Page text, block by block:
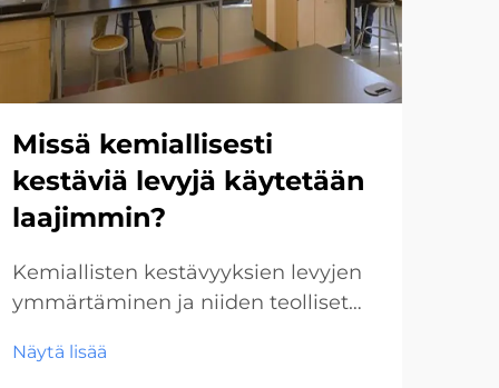
Missä kemiallisesti
kestäviä levyjä käytetään
laajimmin?
Kemiallisten kestävyyksien levyjen
ymmärtäminen ja niiden teolliset
levyt ovat tärkeitä komponentteja
Näytä lisää